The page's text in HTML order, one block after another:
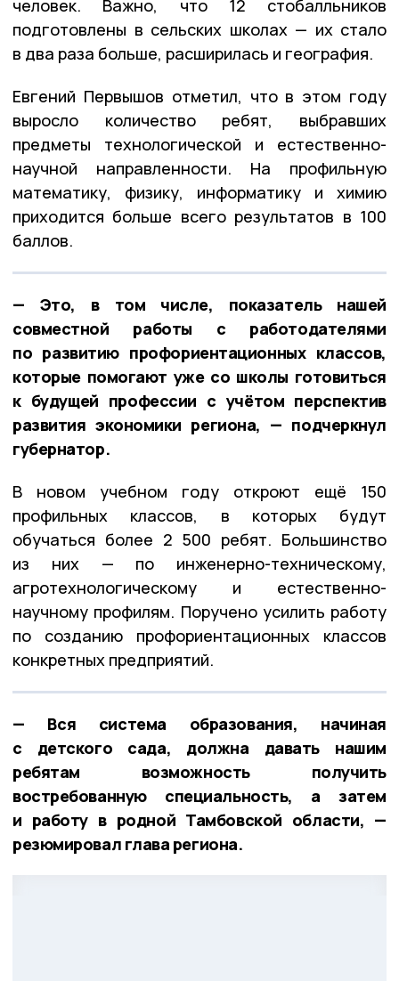
человек. Важно, что 12 стобалльников
подготовлены в сельских школах — их стало
в два раза больше, расширилась и география.
Евгений Первышов отметил, что в этом году
выросло количество ребят, выбравших
предметы технологической и естественно-
научной направленности. На профильную
математику, физику, информатику и химию
приходится больше всего результатов в 100
баллов.
— Это, в том числе, показатель нашей
совместной работы с работодателями
по развитию профориентационных классов,
которые помогают уже со школы готовиться
к будущей профессии с учётом перспектив
развития экономики региона, — подчеркнул
губернатор.
В новом учебном году откроют ещё 150
профильных классов, в которых будут
обучаться более 2 500 ребят. Большинство
из них — по инженерно-техническому,
агротехнологическому и естественно-
научному профилям. Поручено усилить работу
по созданию профориентационных классов
конкретных предприятий.
— Вся система образования, начиная
с детского сада, должна давать нашим
ребятам возможность получить
востребованную специальность, а затем
и работу в родной Тамбовской области, —
резюмировал глава региона.